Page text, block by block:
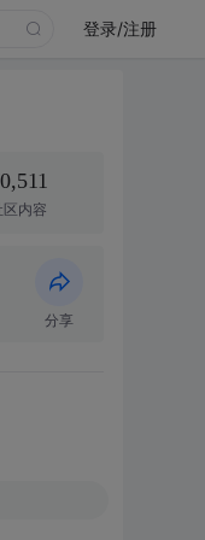
登录/注册
区内容
分享